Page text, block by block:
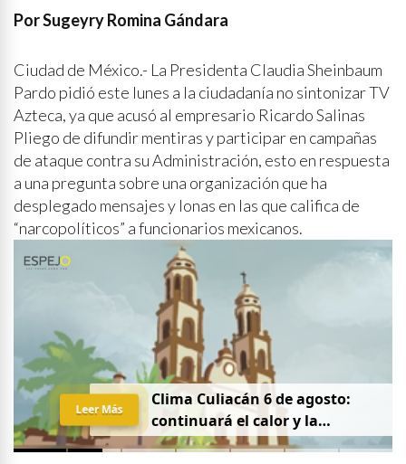
Por Sugeyry Romina Gándara
Ciudad de México.- La Presidenta Claudia Sheinbaum
Pardo pidió este lunes a la ciudadanía no sintonizar TV
Azteca, ya que acusó al empresario Ricardo Salinas
Pliego de difundir mentiras y participar en campañas
de ataque contra su Administración, esto en respuesta
a una pregunta sobre una organización que ha
desplegado mensajes y lonas en las que califica de
“narcopolíticos” a funcionarios mexicanos.
Clima Culiacán 6 de agosto:
continuará el calor y la
probabilidad de lluvia
Leer Más